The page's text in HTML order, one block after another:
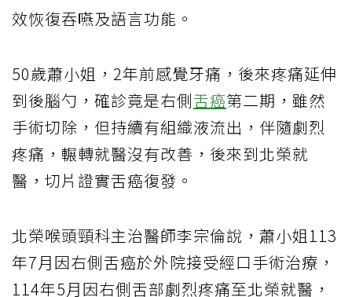
效恢復吞嚥及語言功能。
50歲蕭小姐，2年前感覺牙痛，後來疼痛延伸
到後腦勺，確診竟是右側舌癌第二期，雖然
手術切除，但持續有組織液流出，伴隨劇烈
疼痛，輾轉就醫沒有改善，後來到北榮就
醫，切片證實舌癌復發。
北榮喉頭頸科主治醫師李宗倫說，蕭小姐113
年7月因右側舌癌於外院接受經口手術治療，
114年5月因右側舌部劇烈疼痛至北榮就醫，